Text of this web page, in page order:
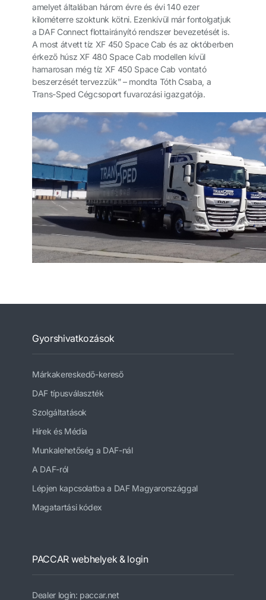
amelyet általában három évre és évi 140 ezer
kilométerre szoktunk kötni. Ezenkívül már fontolgatjuk
a DAF Connect flottairányító rendszer bevezetését is.
A most átvett tíz XF 450 Space Cab és az októberben
érkező húsz XF 480 Space Cab modellen kívül
hamarosan még tíz XF 450 Space Cab vontató
beszerzését tervezzük” – mondta Tóth Csaba, a
Trans-Sped Cégcsoport fuvarozási igazgatója.
Gyorshivatkozások
Márkakereskedő-kereső
DAF típusválaszték
Szolgáltatások
Hírek és Média
Munkalehetőség a DAF-nál
A DAF-ról
Lépjen kapcsolatba a DAF Magyarországgal
Magatartási kódex
PACCAR webhelyek & login
Dealer login: paccar.net